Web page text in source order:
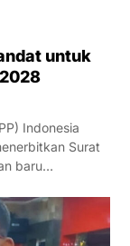
untuk
Indonesia
Surat
baru…